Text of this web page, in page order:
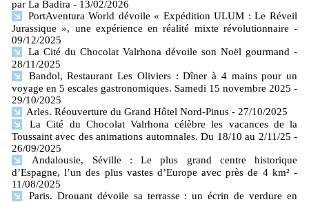
par La Badira - 13/02/2026
PortAventura World dévoile « Expédition ULUM : Le Réveil
Jurassique », une expérience en réalité mixte révolutionnaire -
09/12/2025
La Cité du Chocolat Valrhona dévoile son Noël gourmand -
28/11/2025
Bandol, Restaurant Les Oliviers : Dîner à 4 mains pour un
voyage en 5 escales gastronomiques. Samedi 15 novembre 2025 -
29/10/2025
Arles. Réouverture du Grand Hôtel Nord-Pinus - 27/10/2025
La Cité du Chocolat Valrhona célèbre les vacances de la
Toussaint avec des animations automnales. Du 18/10 au 2/11/25 -
26/09/2025
Andalousie, Séville : Le plus grand centre historique
d’Espagne, l’un des plus vastes d’Europe avec près de 4 km² -
11/08/2025
Paris. Drouant dévoile sa terrasse : un écrin de verdure en